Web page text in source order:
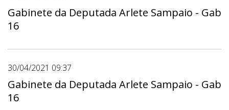
Gabinete da Deputada Arlete Sampaio - Gab
16
30/04/2021 09:37
Gabinete da Deputada Arlete Sampaio - Gab
16